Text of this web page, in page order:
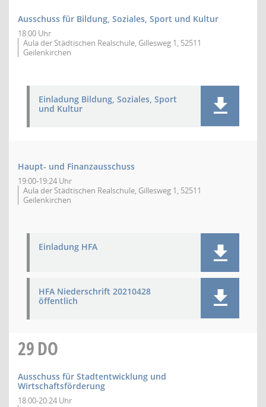
Ausschuss für Bildung, Soziales, Sport und Kultur
18:00 Uhr
Aula der Städtischen Realschule, Gillesweg 1, 52511
Geilenkirchen
Einladung Bildung, Soziales, Sport
und Kultur
Haupt- und Finanzausschuss
19:00-19:24 Uhr
Aula der Städtischen Realschule, Gillesweg 1, 52511
Geilenkirchen
Einladung HFA
HFA Niederschrift 20210428
öffentlich
29DO
Ausschuss für Stadtentwicklung und
Wirtschaftsförderung
18:00-20:24 Uhr